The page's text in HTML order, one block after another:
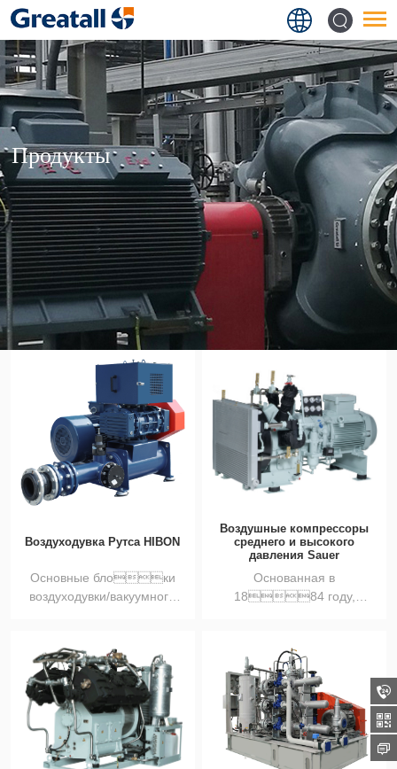
Продукты
Воздуходувка Рутса HIBON
Основные блоки
воздуходувки/вакуумного
Воздушные компрессоры
среднего и высокого
давления Sauer
Основанная в
1884 году,